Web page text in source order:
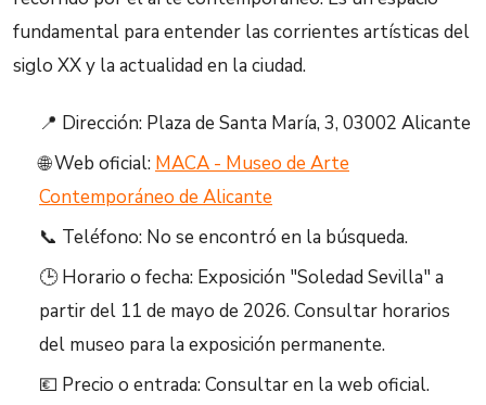
fundamental para entender las corrientes artísticas del
siglo XX y la actualidad en la ciudad.
📍 Dirección: Plaza de Santa María, 3, 03002 Alicante
🌐 Web oficial: MACA - Museo de Arte
Contemporáneo de Alicante
📞 Teléfono: No se encontró en la búsqueda.
🕒 Horario o fecha: Exposición "Soledad Sevilla" a
partir del 11 de mayo de 2026. Consultar horarios
del museo para la exposición permanente.
💶 Precio o entrada: Consultar en la web oficial.